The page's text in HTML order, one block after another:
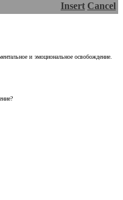
Insert Cancel
и эмоциональное освобождение.